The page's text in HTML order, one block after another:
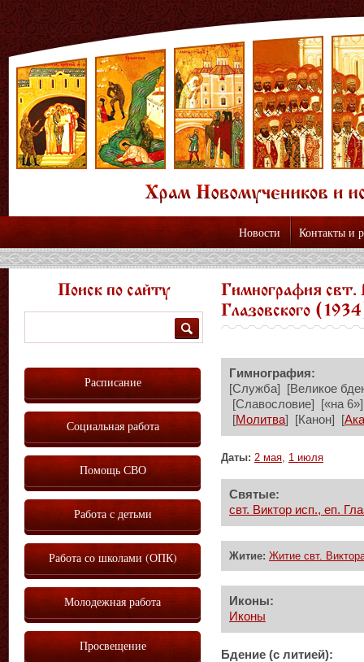
Новости Контакты и
Гимнография свт.
Глазовского
Гимнография:
[Служба] [Великое
[Славословие] [«на
[Молитва] [Канон] [
Даты: 2 мая, 1 июля
Святые:
свт. Виктор исп., еп.
Житие: Житие свт.
Иконы:
Иконы
Бдение (с литией):
Поиск по сайту
Расписание
Социальная работа
Помощь СВО
Работа с детьми
Работа со школами (ОПК)
Молодежная работа
Просвещение